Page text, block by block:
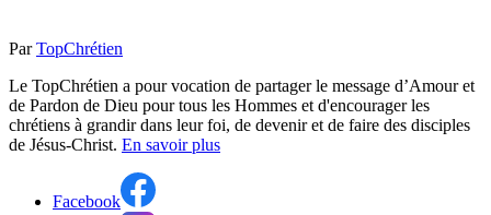
Par TopChrétien
Le TopChrétien a pour vocation de partager le message d’Amour et
de Pardon de Dieu pour tous les Hommes et d'encourager les
chrétiens à grandir dans leur foi, de devenir et de faire des disciples
de Jésus-Christ. En savoir plus
Facebook